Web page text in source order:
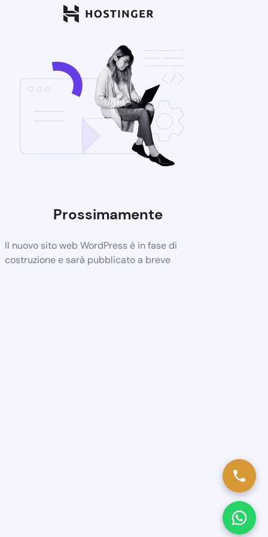
Prossimamente
Il nuovo sito web WordPress è in fase di
costruzione e sarà pubblicato a breve